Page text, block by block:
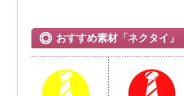
おすすめ素材「ネクタイ」